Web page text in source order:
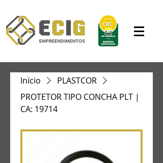
Início
PLASTCOR
PROTETOR TIPO CONCHA PLT |
CA: 19714